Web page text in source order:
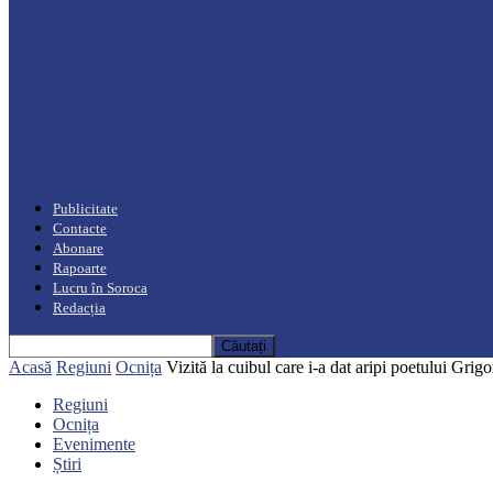
Publicitate
Contacte
Abonare
Rapoarte
Lucru în Soroca
Redacția
Acasă Regiuni Ocnița Vizită la cuibul care i-a dat aripi poetului
Regiuni
Ocnița
Evenimente
Știri